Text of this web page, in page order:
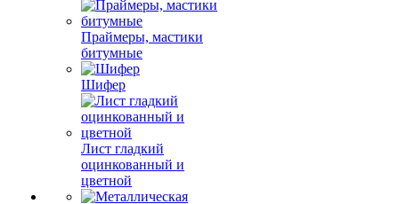
Праймеры, мастики
битумные
Шифер
Лист гладкий
оцинкованный и
цветной